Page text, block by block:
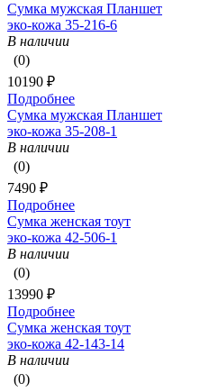
Сумка мужская Планшет
эко-кожа 35-216-6
В наличии
(0)
10190 ₽
Подробнее
Сумка мужская Планшет
эко-кожа 35-208-1
В наличии
(0)
7490 ₽
Подробнее
Сумка женская тоут
эко-кожа 42-506-1
В наличии
(0)
13990 ₽
Подробнее
Сумка женская тоут
эко-кожа 42-143-14
В наличии
(0)